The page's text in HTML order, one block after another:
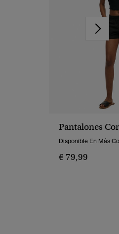
Pantalones
Disponible En Más
€ 79,99